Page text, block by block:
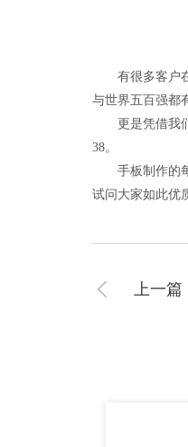
有很多客户在
与世界五百强都
更是凭借我们
38。
手板制作的每
试问大家如此优
上一篇